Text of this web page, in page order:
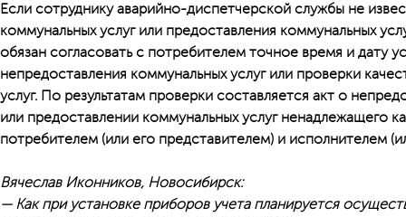
Если сотруднику аварийно-диспетчерской службы не
коммунальных услуг или предоставления коммунальных
обязан согласовать с потребителем точное время и дату
непредоставления коммунальных услуг или проверки
услуг. По результатам проверки составляется акт о
или предоставлении коммунальных услуг ненадлежащего
потребителем (или его представителем) и исполнителем
Вячеслав Иконников, Новосибирск:
— Как при установке приборов учета планируется